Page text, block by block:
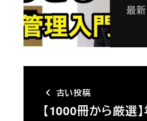
最
古い投稿
【1000冊から厳選